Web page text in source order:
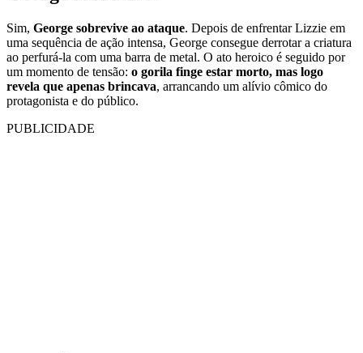
Sim, George sobrevive ao ataque. Depois de enfrentar Lizzie em
uma sequência de ação intensa, George consegue derrotar a criatura
ao perfurá-la com uma barra de metal. O ato heroico é seguido por
um momento de tensão: o gorila finge estar morto, mas logo
revela que apenas brincava, arrancando um alívio cômico do
protagonista e do público.
PUBLICIDADE